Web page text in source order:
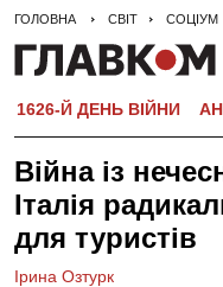
ГОЛОВНА СВІТ СОЦІУМ
1626-Й ДЕНЬ ВІЙНИ
Війна із
Італія
для туристів
Ірина Озтурк